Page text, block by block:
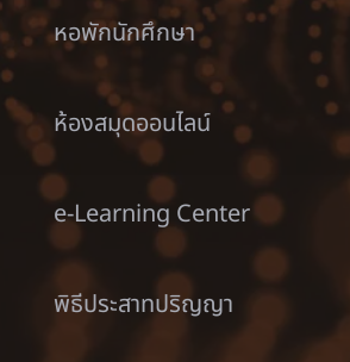
หอพักนักศึกษา
ห้องสมุดออนไลน์
e-Learning Center
พิธีประสาทปริญญา